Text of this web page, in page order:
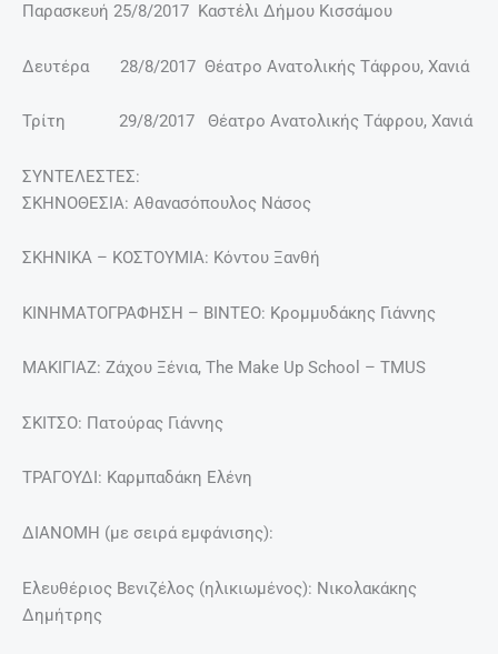
Παρασκευή 25/8/2017 Καστέλι Δήμου Κισσάμου
Δευτέρα 28/8/2017 Θέατρο Ανατολικής Τάφρου, Χανιά
Τρίτη 29/8/2017 Θέατρο Ανατολικής Τάφρου, Χανιά
ΣΥΝΤΕΛΕΣΤΕΣ:
ΣΚΗΝΟΘΕΣΙΑ: Αθανασόπουλος Νάσος
ΣΚΗΝΙΚΑ – ΚΟΣΤΟΥΜΙΑ: Κόντου Ξανθή
ΚΙΝΗΜΑΤΟΓΡΑΦΗΣΗ – ΒΙΝΤΕΟ: Κρομμυδάκης Γιάννης
ΜΑΚΙΓΙΑΖ: Ζάχου Ξένια, The Make Up School – TMUS
ΣΚΙΤΣΟ: Πατούρας Γιάννης
ΤΡΑΓΟΥΔΙ: Καρμπαδάκη Ελένη
ΔΙΑΝΟΜΗ (με σειρά εμφάνισης):
Ελευθέριος Βενιζέλος (ηλικιωμένος): Νικολακάκης
Δημήτρης